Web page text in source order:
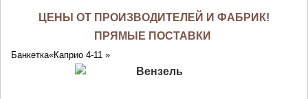
ЦЕНЫ ОТ ПРОИЗВОДИТЕЛЕЙ И ФАБРИК!
ПРЯМЫЕ ПОСТАВКИ
Банкетка«Каприо 4-11 »